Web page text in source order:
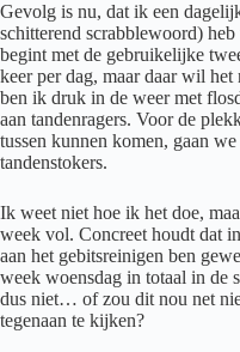
Gevolg is nu, dat ik een
schitterend scrabblewoord)
begint met de gebruikelijke
keer per dag, maar daar wil
ben ik druk in de weer met
aan tandenragers. Voor de
tussen kunnen komen, gaan
tandenstokers.
Ik weet niet hoe ik het doe,
week vol. Concreet houdt dat
aan het gebitsreinigen ben
week woensdag in totaal in de
dus niet… of zou dit nou net
tegenaan te kijken?